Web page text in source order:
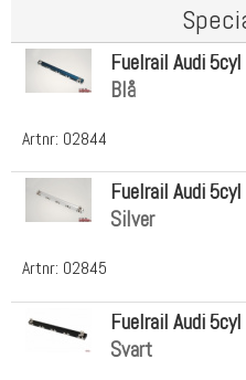
Artnr: 02844
Fuelrail Audi 5cyl
Blå
Artnr: 02845
Fuelrail Audi 5cyl
Silver
Fuelrail Audi 5cyl
Svart